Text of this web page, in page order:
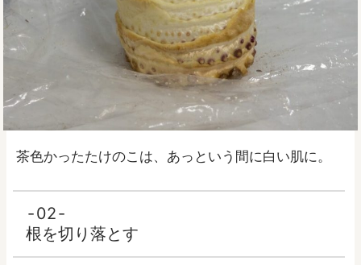
茶色かったたけのこは、あっという間に白い肌に。
02
根を切り落とす